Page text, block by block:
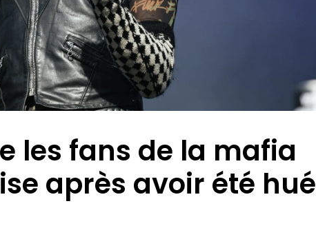
les fans de la mafia
après avoir été hué